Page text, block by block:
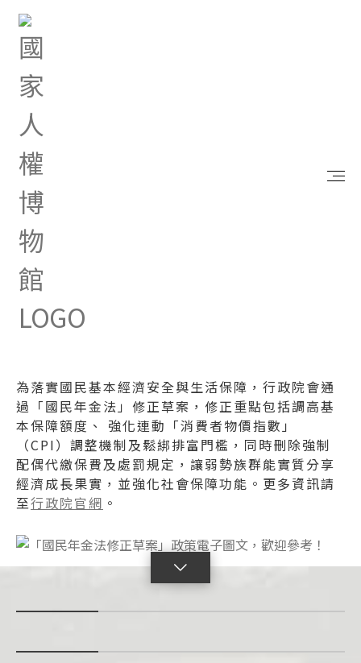
首頁
「國民年金法修正草案」政
策電子圖文，歡迎參考！
為落實國民基本經濟安全與生活保障，行政院會通
過「國民年金法」修正草案，修正重點包括調高基
本保障額度、 強化連動「消費者物價指數」
（CPI）調整機制及鬆綁排富門檻，同時刪除強制
配偶代繳保費及處罰規定，讓弱勢族群能實質分享
經濟成長果實，並強化社會保障功能。更多資訊請
至行政院官網 。